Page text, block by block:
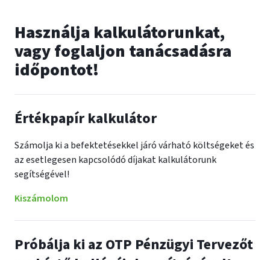
Használja kalkulátorunkat,
vagy foglaljon tanácsadásra
időpontot!
Értékpapír kalkulátor
Számolja ki a befektetésekkel járó várható költségeket és
az esetlegesen kapcsolódó díjakat kalkulátorunk
segítségével!
Kiszámolom
Próbálja ki az OTP Pénzügyi Tervezőt